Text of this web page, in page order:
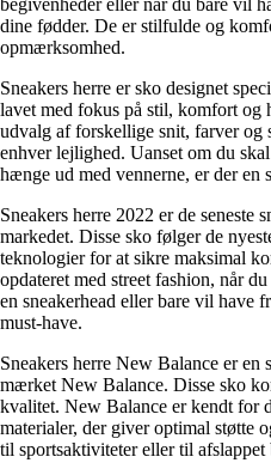
dine fødder. De er stilfulde og
opmærksomhed.
Sneakers herre er sko designet
lavet med fokus på stil, komfort og
udvalg af forskellige snit, farver og
enhver lejlighed. Uanset om du
hænge ud med vennerne, er der en
Sneakers herre 2022 er de
markedet. Disse sko følger de
teknologier for at sikre maksimal
opdateret med street fashion, når
en sneakerhead eller bare vil have
must-have.
Sneakers herre New Balance er
mærket New Balance. Disse sko
kvalitet. New Balance er kendt for
materialer, der giver optimal støtte
til sportsaktiviteter eller til afslappet